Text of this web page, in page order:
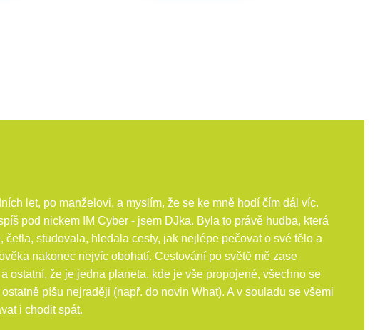
let, po manželovi, a myslím, že se ke mně hodí čím dál víc.
pod nickem IM Cyber - jsem DJka. Byla to právě hudba, která
studovala, hledala cesty, jak nejlépe pečovat o své tělo a
nakonec nejvíc obohatí. Cestování po světě mě zase
ostatní, že je jedna planeta, kde je vše propojené, všechno se
píšu nejraději (např. do novin What). A v souladu se všemi
i chodit spát.